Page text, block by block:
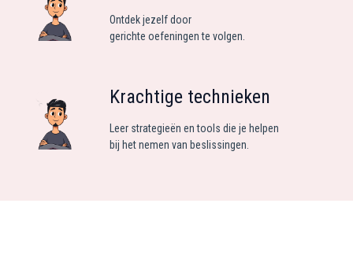
Ontdek jezelf door
gerichte oefeningen te volgen.
Krachtige technieken
Leer strategieën en tools die je helpen
bij het nemen van beslissingen.